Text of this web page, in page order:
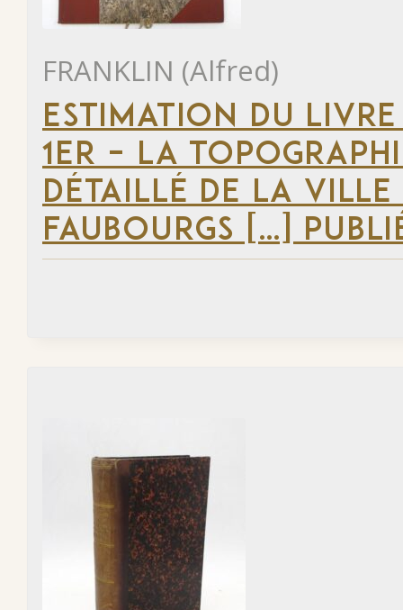
FRANKLIN (Alfred)
ESTIMATION DU
1ER – LA
DÉTAILLÉ DE LA VILLE
FAUBOURGS […]